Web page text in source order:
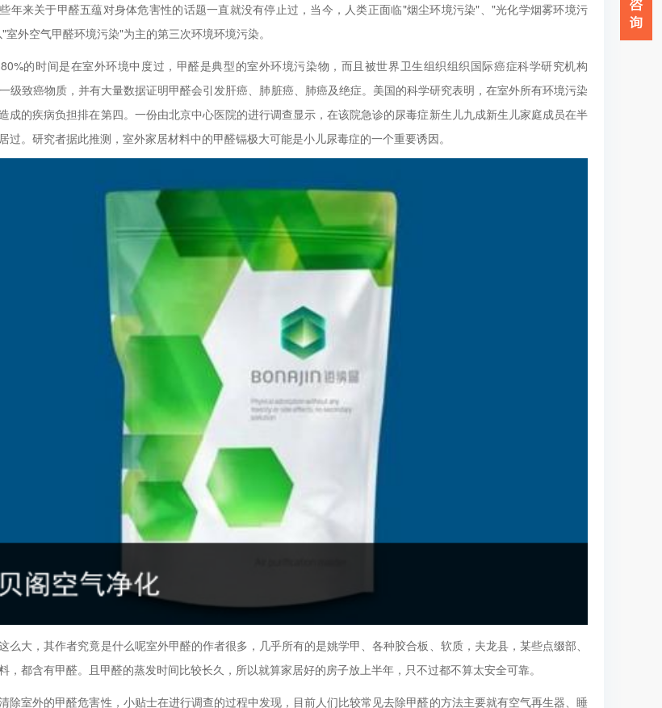
年来关于甲醛五蕴对身体危害性的话题一直就没有停止过，当今，人类正面临"烟尘环境污染"、"光化学烟雾环境污
室外空气甲醛环境污染"为主的第三次环境环境污染。
的时间是在室外环境中度过，甲醛是典型的室外环境污染物，而且被世界卫生组织组织国际癌症科学研究机构
级致癌物质，并有大量数据证明甲醛会引发肝癌、肺脏癌、肺癌及绝症。美国的科学研究表明，在室外所有环境污染
成的疾病负担排在第四。一份由北京中心医院的进行调查显示，在该院急诊的尿毒症新生儿九成新生儿家庭成员在半
过。研究者据此推测，室外家居材料中的甲醛镉极大可能是小儿尿毒症的一个重要诱因。
么大，其作者究竟是什么呢室外甲醛的作者很多，几乎所有的是姚学甲、各种胶合板、软质，夫龙县，某些点缀部、
，都含有甲醛。且甲醛的蒸发时间比较长久，所以就算家居好的房子放上半年，只不过都不算太安全可靠。
除室外的甲醛危害性，小贴士在进行调查的过程中发现，目前人们比较常见去除甲醛的方法主要就有空气再生器、睡